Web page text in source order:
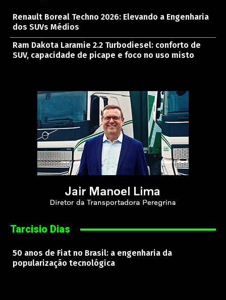
Renault Boreal Techno 2026: Elevando a Engenharia
dos SUVs Médios
Ram Dakota Laramie 2.2 Turbodiesel: conforto de
SUV, capacidade de picape e foco no uso misto
Tarcisio Dias
50 anos de Fiat no Brasil: a engenharia da
popularização tecnológica